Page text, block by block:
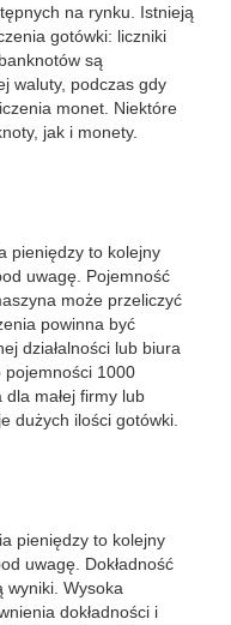
na rynku. Istnieją
gotówki: liczniki
są
waluty, podczas gdy
monet. Niektóre
jak i monety.
pieniędzy to kolejny
uwagę. Pojemność
może przeliczyć
powinna być
działalności lub biura
pojemności 1000
małej firmy lub
dużych ilości gotówki.
pieniędzy to kolejny
uwagę. Dokładność
wyniki. Wysoka
dokładności i